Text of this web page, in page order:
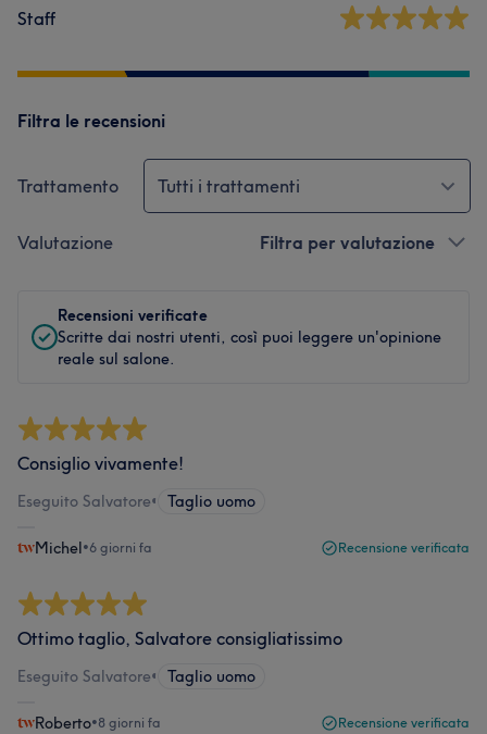
Staff
Filtra le recensioni
Trattamento Tutti i trattamenti
Valutazione Filtra per valutazione
Recensioni verificate
Scritte dai nostri utenti, così puoi leggere un'opinione
reale sul salone.
Consiglio vivamente!
Eseguito Salvatore• Taglio uomo
Michel•6 giorni fa Recensione verificata
Ottimo taglio, Salvatore consigliatissimo
Eseguito Salvatore• Taglio uomo
Roberto•8 giorni fa Recensione verificata